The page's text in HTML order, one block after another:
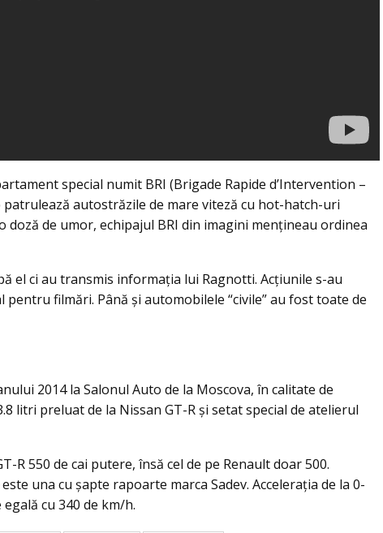
special numit BRI (Brigade Rapide d’Intervention –
autostrăzile de mare viteză cu hot-hatch-uri
doză de umor, echipajul BRI din imagini menţineau ordinea
el ci au transmis informaţia lui Ragnotti. Acţiunile s-au
filmări. Până şi automobilele “civile” au fost toate de
2014 la Salonul Auto de la Moscova, în calitate de
litri preluat de la Nissan GT-R şi setat special de atelierul
550 de cai putere, însă cel de pe Renault doar 500.
una cu şapte rapoarte marca Sadev. Acceleraţia de la 0-
cu 340 de km/h.